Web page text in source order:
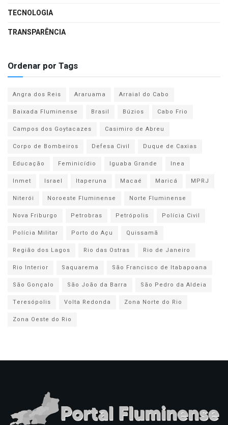
TECNOLOGIA
TRANSPARÊNCIA
Ordenar por Tags
Angra dos Reis Araruama
Arraial do Cabo
Baixada Fluminense
Brasil Búzios
Cabo Frio
Campos dos Goytacazes
Casimiro de Abreu
Corpo de Bombeiros
Defesa Civil
Duque de Caxias
Educação
Feminicídio Iguaba Grande
Inea
Inmet
Israel Itaperuna Macaé Maricá
MPRJ
Niterói
Noroeste Fluminense
Norte Fluminense
Nova Friburgo
Petrobras Petrópolis
Polícia Civil
Polícia Militar
Porto do Açu
Quissamã
Região dos Lagos
Rio das Ostras
Rio de Janeiro
Rio Interior
Saquarema
São Francisco de Itabapoana
São Gonçalo
São João da Barra
São Pedro da Aldeia
Teresópolis
Volta Redonda
Zona Norte do Rio
Zona Oeste do Rio